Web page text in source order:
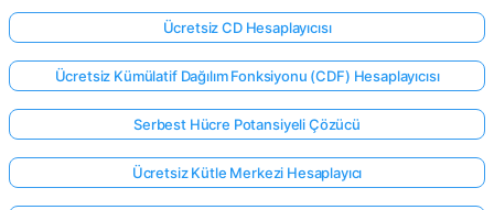
Ücretsiz CD Hesaplayıcısı
Ücretsiz Kümülatif Dağılım Fonksiyonu (CDF) Hesaplayıcısı
Serbest Hücre Potansiyeli Çözücü
Ücretsiz Kütle Merkezi Hesaplayıcı